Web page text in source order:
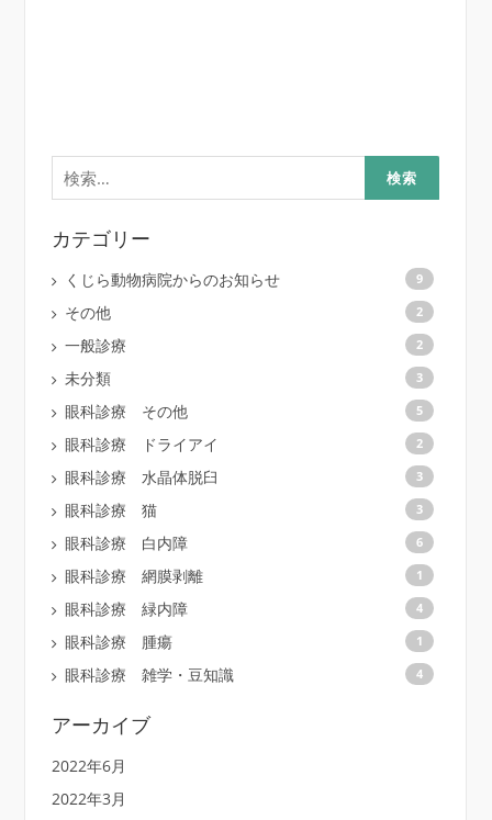
検
索:
カテゴリー
くじら動物病院からのお知らせ 9
その他 2
一般診療 2
未分類 3
眼科診療 その他 5
眼科診療 ドライアイ 2
眼科診療 水晶体脱臼 3
眼科診療 猫 3
眼科診療 白内障 6
眼科診療 網膜剥離 1
眼科診療 緑内障 4
眼科診療 腫瘍 1
眼科診療 雑学・豆知識 4
アーカイブ
2022年6月
2022年3月